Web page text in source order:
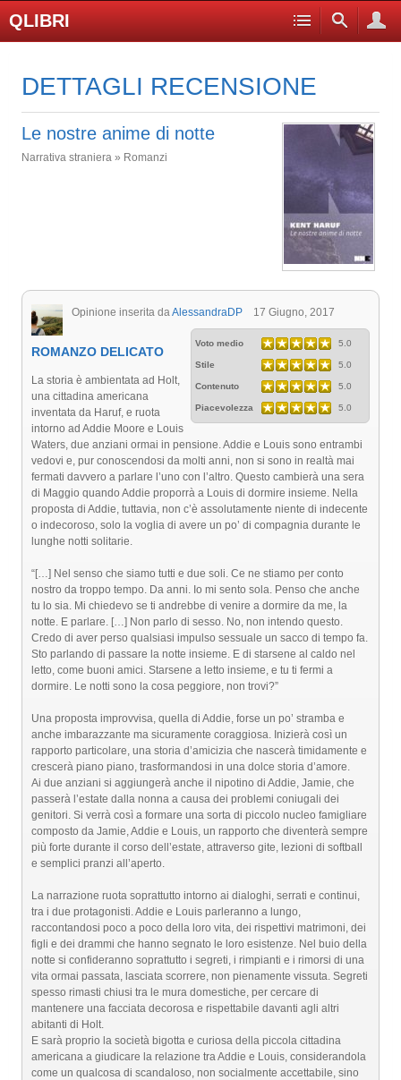
QLIBRI
DETTAGLI RECENSIONE
Le nostre anime di notte
Narrativa straniera » Romanzi
Opinione inserita da AlessandraDP 17 Giugno, 2017
Voto medio 5.0
Stile 5.0
Contenuto 5.0
Piacevolezza 5.0
ROMANZO DELICATO
La storia è ambientata ad Holt,
una cittadina americana
inventata da Haruf, e ruota
intorno ad Addie Moore e Louis
Waters, due anziani ormai in pensione. Addie e Louis sono entrambi
vedovi e, pur conoscendosi da molti anni, non si sono in realtà mai
fermati davvero a parlare l’uno con l’altro. Questo cambierà una sera
di Maggio quando Addie proporrà a Louis di dormire insieme. Nella
proposta di Addie, tuttavia, non c’è assolutamente niente di indecente
o indecoroso, solo la voglia di avere un po’ di compagnia durante le
lunghe notti solitarie.
“[…] Nel senso che siamo tutti e due soli. Ce ne stiamo per conto
nostro da troppo tempo. Da anni. Io mi sento sola. Penso che anche
tu lo sia. Mi chiedevo se ti andrebbe di venire a dormire da me, la
notte. E parlare. […] Non parlo di sesso. No, non intendo questo.
Credo di aver perso qualsiasi impulso sessuale un sacco di tempo fa.
Sto parlando di passare la notte insieme. E di starsene al caldo nel
letto, come buoni amici. Starsene a letto insieme, e tu ti fermi a
dormire. Le notti sono la cosa peggiore, non trovi?”
Una proposta improvvisa, quella di Addie, forse un po’ stramba e
anche imbarazzante ma sicuramente coraggiosa. Inizierà così un
rapporto particolare, una storia d’amicizia che nascerà timidamente e
crescerà piano piano, trasformandosi in una dolce storia d’amore.
Ai due anziani si aggiungerà anche il nipotino di Addie, Jamie, che
passerà l’estate dalla nonna a causa dei problemi coniugali dei
genitori. Si verrà così a formare una sorta di piccolo nucleo famigliare
composto da Jamie, Addie e Louis, un rapporto che diventerà sempre
più forte durante il corso dell’estate, attraverso gite, lezioni di softball
e semplici pranzi all’aperto.
La narrazione ruota soprattutto intorno ai dialoghi, serrati e continui,
tra i due protagonisti. Addie e Louis parleranno a lungo,
raccontandosi poco a poco della loro vita, dei rispettivi matrimoni, dei
figli e dei drammi che hanno segnato le loro esistenze. Nel buio della
notte si confideranno soprattutto i segreti, i rimpianti e i rimorsi di una
vita ormai passata, lasciata scorrere, non pienamente vissuta. Segreti
spesso rimasti chiusi tra le mura domestiche, per cercare di
mantenere una facciata decorosa e rispettabile davanti agli altri
abitanti di Holt.
E sarà proprio la società bigotta e curiosa della piccola cittadina
americana a giudicare la relazione tra Addie e Louis, considerandola
come un qualcosa di scandaloso, non socialmente accettabile, sino